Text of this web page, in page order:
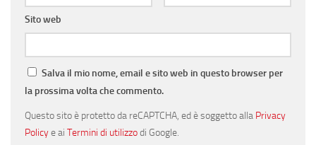
Sito web
Salva il mio nome, email e sito web in questo browser per
la prossima volta che commento.
Questo sito è protetto da reCAPTCHA, ed è soggetto alla Privacy
Policye ai Termini di utilizzodi Google.